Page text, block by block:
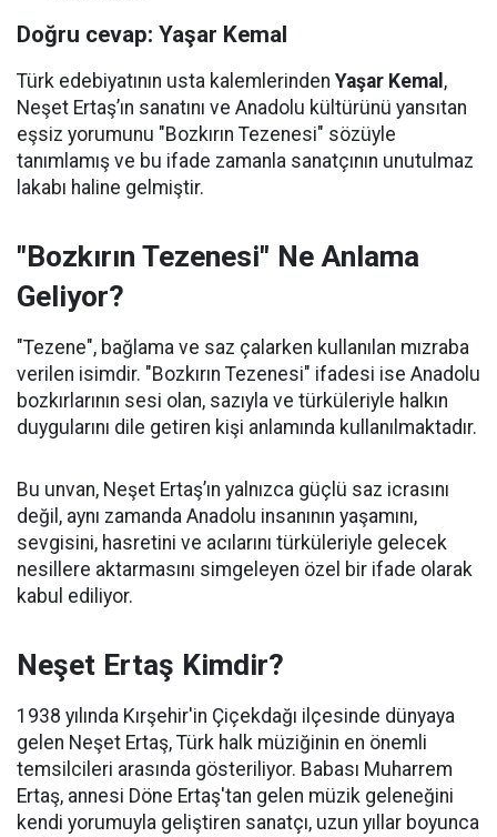
Doğru cevap: Yaşar Kemal
Türk edebiyatının usta kalemlerinden Yaşar Kemal ,
Neşet Ertaş’ın sanatını ve Anadolu kültürünü yansıtan
eşsiz yorumunu "Bozkırın Tezenesi" sözüyle
tanımlamış ve bu ifade zamanla sanatçının unutulmaz
lakabı haline gelmiştir.
"Bozkırın Tezenesi" Ne Anlama
Geliyor?
"Tezene", bağlama ve saz çalarken kullanılan mızraba
verilen isimdir. "Bozkırın Tezenesi" ifadesi ise Anadolu
bozkırlarının sesi olan, sazıyla ve türküleriyle halkın
duygularını dile getiren kişi anlamında kullanılmaktadır.
Bu unvan, Neşet Ertaş’ın yalnızca güçlü saz icrasını
değil, aynı zamanda Anadolu insanının yaşamını,
sevgisini, hasretini ve acılarını türküleriyle gelecek
nesillere aktarmasını simgeleyen özel bir ifade olarak
kabul ediliyor.
Neşet Ertaş Kimdir?
1938 yılında Kırşehir'in Çiçekdağı ilçesinde dünyaya
gelen Neşet Ertaş, Türk halk müziğinin en önemli
temsilcileri arasında gösteriliyor. Babası Muharrem
Ertaş, annesi Döne Ertaş'tan gelen müzik geleneğini
kendi yorumuyla geliştiren sanatçı, uzun yıllar boyunca